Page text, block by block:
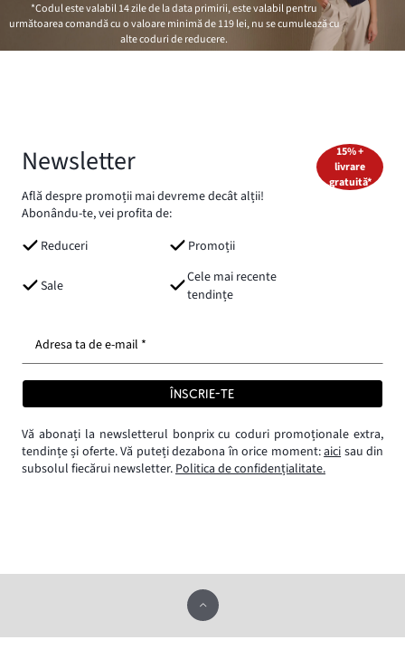
*Codul este valabil 14 zile de la data primirii, este valabil pentru
următoarea comandă cu o valoare minimă de119 lei, nu se cumulează cu
alte coduri de reducere.
Newsletter
Află despre promoții mai devreme decât alții!
Abonându-te, vei profita de:
Reduceri
Promoții
Sale
Cele mai recente
tendințe
15% +
livrare
gratuită*
Adresa ta de e-mail *
ÎNSCRIE-TE
Vă abonați la newsletterul bonprix cu coduri promoționale extra,
tendințe și oferte. Vă puteți dezabona în orice moment:aici sau din
subsolul fiecărui newsletter.Politica de confidențialitate.